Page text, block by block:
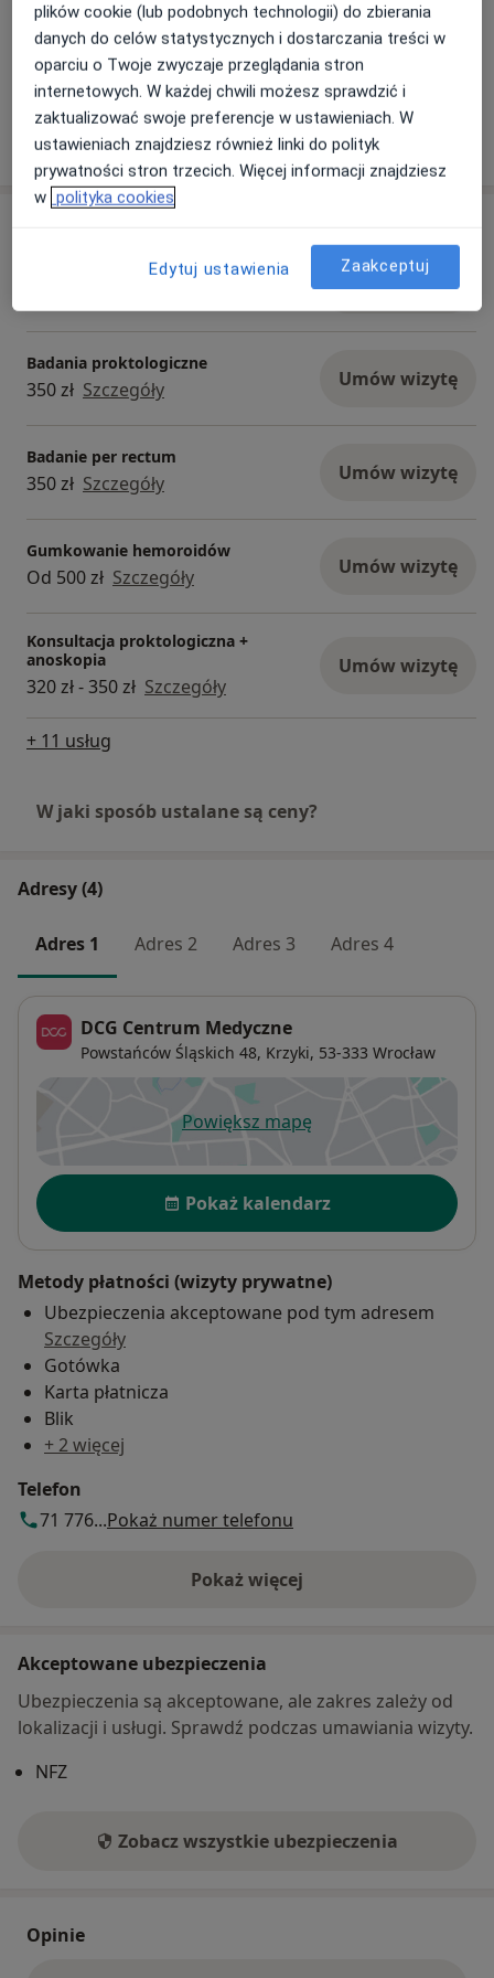
Pokaż więcej aktualności (2)
Konsultacja proktologiczna
Umów wizytę
Badania proktologiczne
350 zł Szczegóły Umów wizytę
Badanie per rectum
350 zł Szczegóły Umów wizytę
Gumkowanie hemoroidów
Od 500 zł Szczegóły Umów wizytę
Konsultacja proktologiczna +
anoskopia
320 zł - 350 zł Szczegóły
Umów wizytę
+ 11 usług
W jaki sposób ustalane są ceny?
Adresy (4)
Adres 1 Adres 2 Adres 3 Adres 4
DCG Centrum Medyczne
Powstańców Śląskich 48, Krzyki, 53-333 Wrocław
Powiększ mapęotwiera się w nowej karcie
Dostępność
Pokaż kalendarz
Metody płatności (wizyty prywatne)
Ubezpieczenia akceptowane pod tym adresem
Szczegóły
Gotówka
Karta płatnicza
Blik
+ 2 więcej
Telefon
71 776...Pokaż numer telefonu
Pokaż więcej
o adresie
Akceptowane ubezpieczenia
Ubezpieczenia są akceptowane, ale zakres zależy od
lokalizacji i usługi. Sprawdź podczas umawiania wizyty.
NFZ
Zobacz wszystkie ubezpieczenia
Opinie
plików cookie (lub podobnych technologii) do zbierania
danych do celów statystycznych i dostarczania treści w
oparciu o Twoje zwyczaje przeglądania stron
internetowych. W każdej chwili możesz sprawdzić i
zaktualizować swoje preferencje w ustawieniach. W
ustawieniach znajdziesz również linki do polityk
prywatności stron trzecich. Więcej informacji znajdziesz
w polityka cookies
Edytuj ustawienia Zaakceptuj